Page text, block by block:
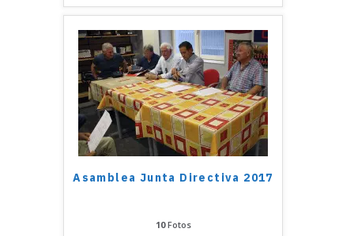
Asamblea Junta Directiva 2017
10Fotos